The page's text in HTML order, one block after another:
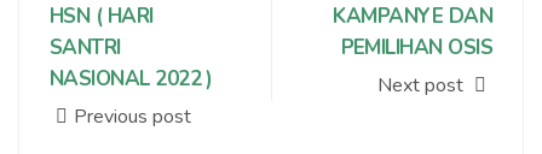
HSN ( HARI
SANTRI
NASIONAL 2022 )
Previous post
KAMPANYE DAN
PEMILIHAN OSIS
Next post